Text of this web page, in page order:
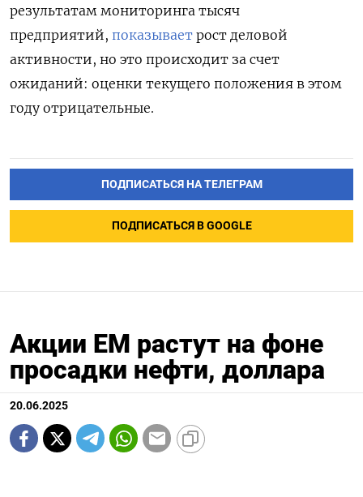
результатам мониторинга тысяч
предприятий, показывает рост деловой
активности, но это происходит за счет
ожиданий: оценки текущего положения в этом
году отрицательные.
ПОДПИСАТЬСЯ НА ТЕЛЕГРАМ
ПОДПИСАТЬСЯ В GOOGLE
Акции ЕМ растут на фоне
просадки нефти, доллара
20.06.2025